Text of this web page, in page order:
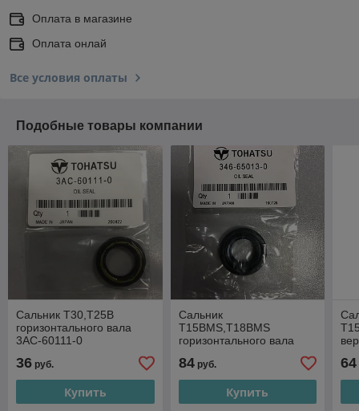
Оплата в магазине
Оплата онлай
Все условия оплаты
Подобные товары компании
Сальник T30,T25B
горизонтального вала
3AC-60111-0
36 руб.
Купить
Сальник
T15BMS,T18BMS
горизонтального вала
84руб.
Купить
64